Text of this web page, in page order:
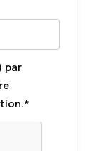
par